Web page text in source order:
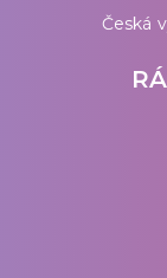
Česká